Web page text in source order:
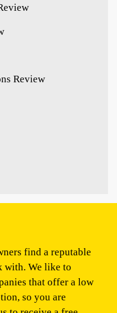
Review
find a reputable
with. We like to
that offer a low
so you are